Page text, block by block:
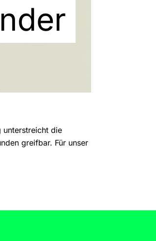
unterstreicht die
greifbar. Für unser